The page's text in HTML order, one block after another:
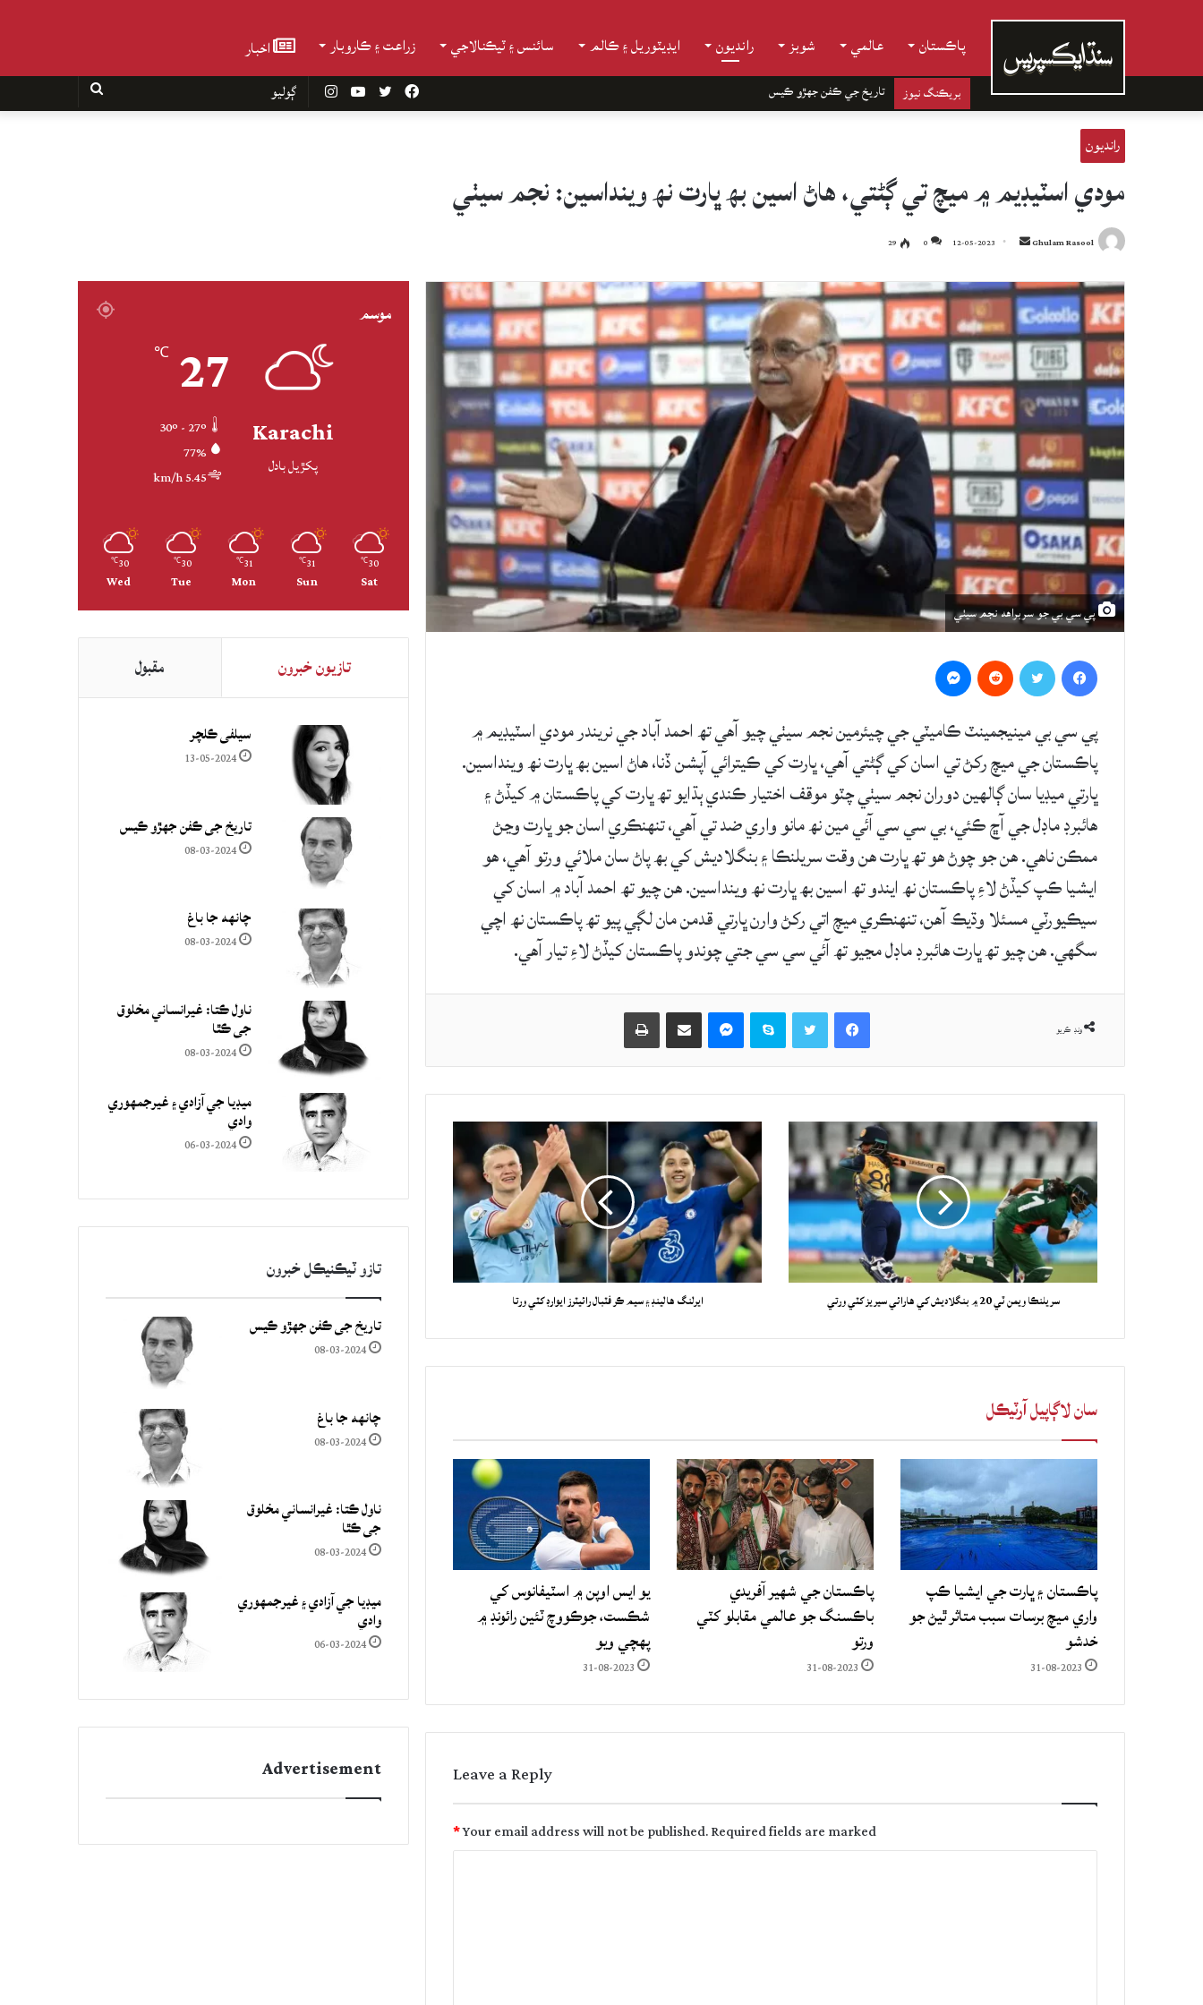
پاڪستان عالمي شوبز رانديون ايڊيٽوريل ۽ ڪالم سائنس ۽ ٽيڪنالاجي زراعت ۽ ڪاروبار اخبار
بريڪنگ نيوز تاريخ جي ڪفن جھڙو ڪيس InstagramYouTube Twitter
Facebook
رانديون
مودي اسٽيڊيم ۾ ميچ تي ڳڻتي، هاڻ اسين بھ ڀارت نھ وينداسين: نجم سيٺي
Ghulam Rasool
Send
email
12-05-2023
0
29
پي سي بي جو سربراهه نجم سيٺي
پي سي بي مينيجمينٽ ڪاميٽي جي چيئرمين نجم سيٺي چيو آهي تھ احمد آباد جي نريندر مودي اسٽيڊيم ۾
پاڪستان جي ميچ رکڻ تي اسان کي ڳڻتي آهي، ڀارت کي ڪيترائي آپشن ڏنا، هاڻ اسين بھ ڀارت نھ وينداسين.
ڀارتي ميڊيا سان ڳالهين دوران نجم سيٺي چٽو موقف اختيار ڪندي ٻڌايو تھ ڀارت کي پاڪستان ۾ کيڏڻ ۽
هائبرڊ ماڊل جي آڇ ڪئي، بي سي سي آئي مين نھ مانو واري ضد تي آهي، تنهنڪري اسان جو ڀارت وڃڻ
ممڪن ناهي. هن جو چوڻ هو تھ ڀارت هن وقت سريلنڪا ۽ بنگلاديش کي بھ پاڻ سان ملائي ورتو آهي، هو
ايشيا ڪپ کيڏڻ لاءِ پاڪستان نھ ايندو تھ اسين بھ ڀارت نھ وينداسين. هن چيو تھ احمد آباد ۾ اسان کي
سيڪيورٽي مسئلا وڌيڪ آهن، تنهنڪري ميچ اتي رکڻ وارن ڀارتي قدمن مان لڳي پيو تھ پاڪستان نھ اچي
سگهي. هن چيو تھ ڀارت هائبرڊ ماڊل مڃيو تھ آئي سي سي جتي چوندو پاڪستان کيڏڻ لاءِ تيار آهي.
ونڊ ڪريو
Facebook
Skype حصيداري ڪريو اي ميل ذريعي
سريلنڪا ويمن ٽي 20 ۾ بنگلاديش کي هارائي سيريز کٽي ورتي ايرلنگ هالينڊ ۽ سيم ڪر فٽبال رائيٽرز ايوارڊ کٽي ورتا
سان لاڳاپيل آرٽيڪل
پاڪستان ۽ ڀارت جي ايشيا ڪپ
واري ميچ برسات سبب متاثر ٿيڻ جو
خدشو
31-08-2023
پاڪستان جي شهير آفريدي
باڪسنگ جو عالمي مقابلو کٽي
ورتو
31-08-2023
يو ايس اوپن ۾ اسٽيفانوس کي
شڪست، جوڪووچ ٽئين رائونڊ ۾
پهچي ويو
31-08-2023
Leave a Reply
Your email address will not be published.Required fields are marked
*
موسم
Karachi
پکڙيل بادل
27
℃
77%
5.45 km/h
30
℃
Sat
31
℃
Sun
31
℃
Mon
30
℃
Tue
30
℃
Wed
تازيون خبرون مقبول
سيلفي ڪلچر
13-05-2024
تاريخ جي ڪفن جھڙو ڪيس
08-03-2024
چانهه جا باغ
08-03-2024
ناول ڪتا: غيرانساني مخلوق
جي ڪٿا
08-03-2024
ميڊيا جي آزادي ۽ غيرجمھوري
وادي
06-03-2024
تازو ٽيڪنيڪل خبرون
تاريخ جي ڪفن جھڙو ڪيس
08-03-2024
چانهه جا باغ
08-03-2024
ناول ڪتا: غيرانساني مخلوق
جي ڪٿا
08-03-2024
ميڊيا جي آزادي ۽ غيرجمھوري
وادي
06-03-2024
Advertisement